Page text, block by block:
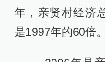
年，亲贤村经济
是1997年的60倍。